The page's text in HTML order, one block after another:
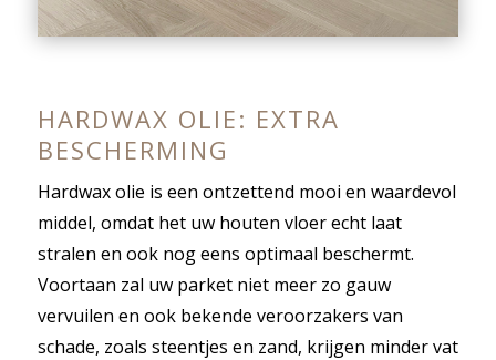
HARDWAX OLIE: EXTRA
BESCHERMING
Hardwax olie is een ontzettend mooi en waardevol
middel, omdat het uw houten vloer echt laat
stralen en ook nog eens optimaal beschermt.
Voortaan zal uw parket niet meer zo gauw
vervuilen en ook bekende veroorzakers van
schade, zoals steentjes en zand, krijgen minder vat